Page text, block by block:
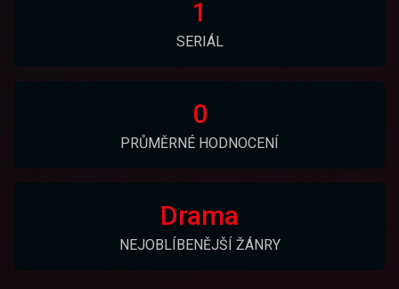
1
SERIÁL
0
PRŮMĚRNÉ HODNOCENÍ
Drama
NEJOBLÍBENĚJŠÍ ŽÁNRY